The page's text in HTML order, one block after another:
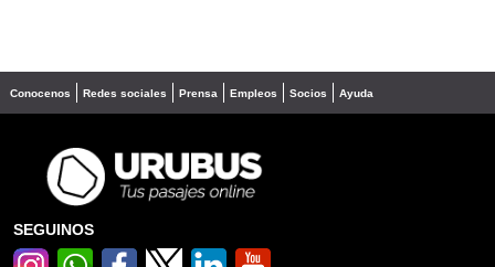
Conocenos Redes sociales Prensa Empleos Socios Ayuda
SEGUINOS